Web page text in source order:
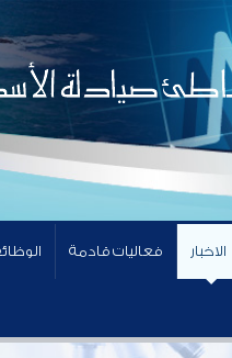
الاخبار فعاليات قادمة